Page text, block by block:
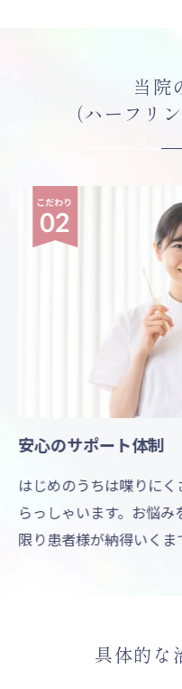
当院
（ハーフリ
のサポート体制
めのうちは喋りにくさや
しゃいます。お悩みを軽
患者様が納得いくまで調
具体的な